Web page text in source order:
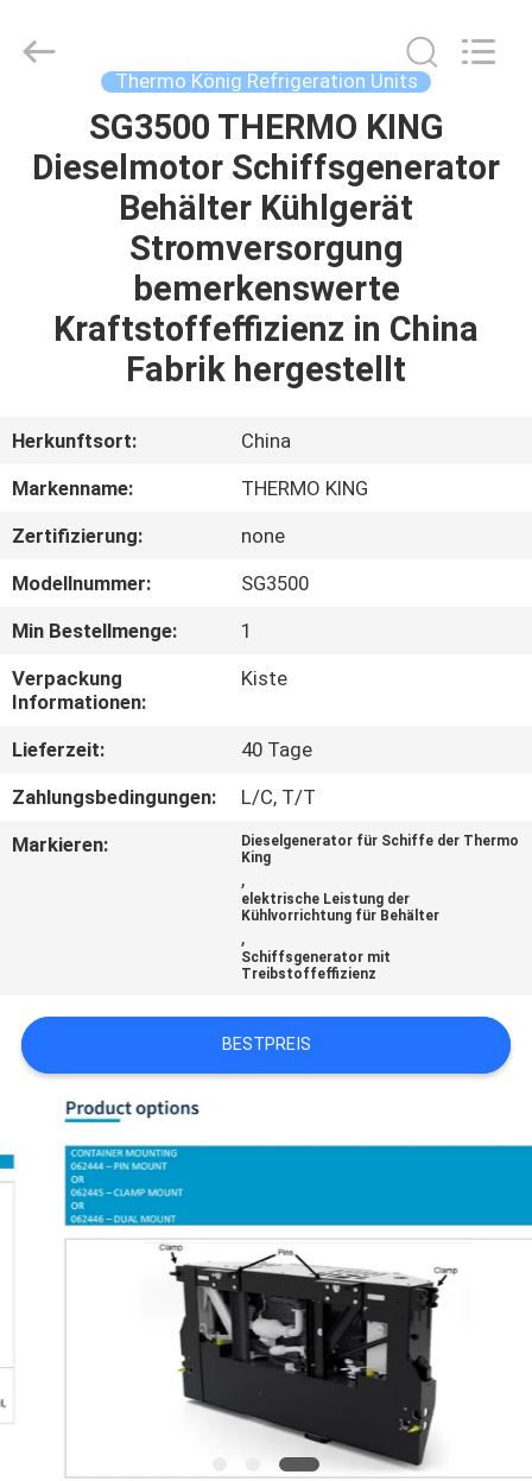
HAUSE
PRODUKTE
ÜBER
WERKSBESICHTIGUNG
KONTAKT
MIT
UNS
NEUIGKEITEN
RECHTSSACHEN
DATENSCHUTZRICHTLINIE
INDUSTRY
Thermo König Refrigeration Units
SG3500 THERMO KING
Dieselmotor Schiffsgenerator
Behälter Kühlgerät
Stromversorgung
bemerkenswerte
Kraftstoffeffizienz in China
Fabrik hergestellt
Herkunftsort:
China
Markenname:
THERMO KING
Zertifizierung:
none
Modellnummer:
SG3500
Min Bestellmenge:
1
Verpackung
Informationen:
Kiste
Lieferzeit:
40 Tage
Zahlungsbedingungen:
L/C, T/T
Markieren:
Dieselgenerator für Schiffe der Thermo
King
,
elektrische Leistung der
Kühlvorrichtung für Behälter
,
Schiffsgenerator mit
Treibstoffeffizienz
BESTPREIS